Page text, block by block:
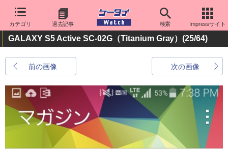
カテゴリ 過去記事 検索 Impressサイト
GALAXY S5 Active SC-02G（Titanium Gray）(25/64)
前の画像 次の画像